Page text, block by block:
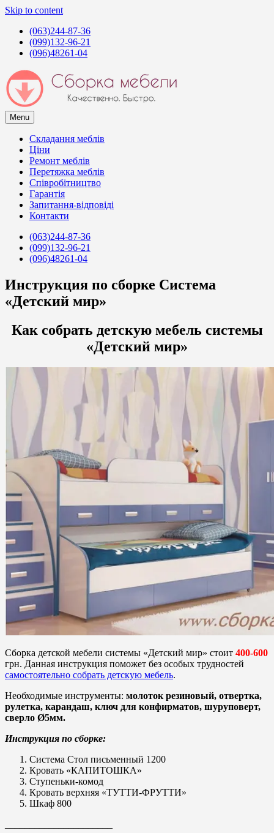
Skip to content
(063)244-87-36
(099)132-96-21
(096)48261-04
Сборка мебели в Киеве
Услуги сборщиков мебели в Киеве
Menu
Складання меблів
Ціни
Ремонт меблів
Перетяжка меблів
Співробітництво
Гарантія
Запитання-відповіді
Контакти
(063)244-87-36
(099)132-96-21
(096)48261-04
Инструкция по сборке Система
«Детский мир»
Как собрать детскую мебель системы
«Детский мир»
Сборка детской мебели системы «Детский мир» стоит 400-600
грн. Данная инструкция поможет без особых трудностей
самостоятельно собрать детскую мебель.
Необходимые инструменты: молоток резиновый, отвертка,
рулетка, карандаш, ключ для конфирматов, шуруповерт,
сверло Ø5мм.
Инструкция по сборке:
Система Стол письменный 1200
Кровать «КАПИТОШКА»
Ступеньки-комод
Кровать верхняя «ТУТТИ-ФРУТТИ»
Шкаф 800